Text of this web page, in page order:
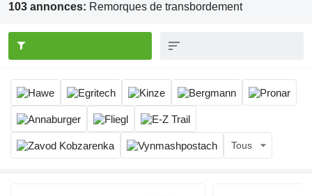
103 annonces: Remorques de transbordement
Tous